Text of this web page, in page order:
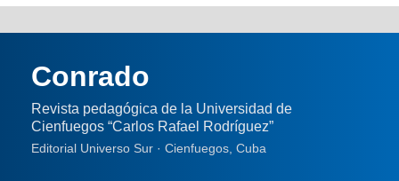
Conrado
Revista pedagógica de la Universidad de
Cienfuegos “Carlos Rafael Rodríguez”
Editorial Universo Sur · Cienfuegos, Cuba